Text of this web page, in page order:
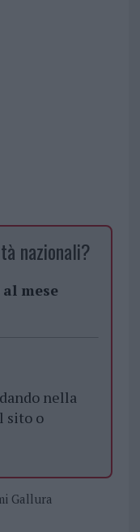
nazionali?
mese
nella
sito o
Gallura